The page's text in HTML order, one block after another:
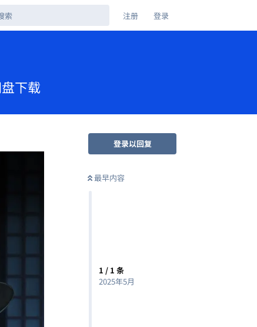
注册 登录
下载
登录以回复
最早内容
1 / 1 条
2025年5月